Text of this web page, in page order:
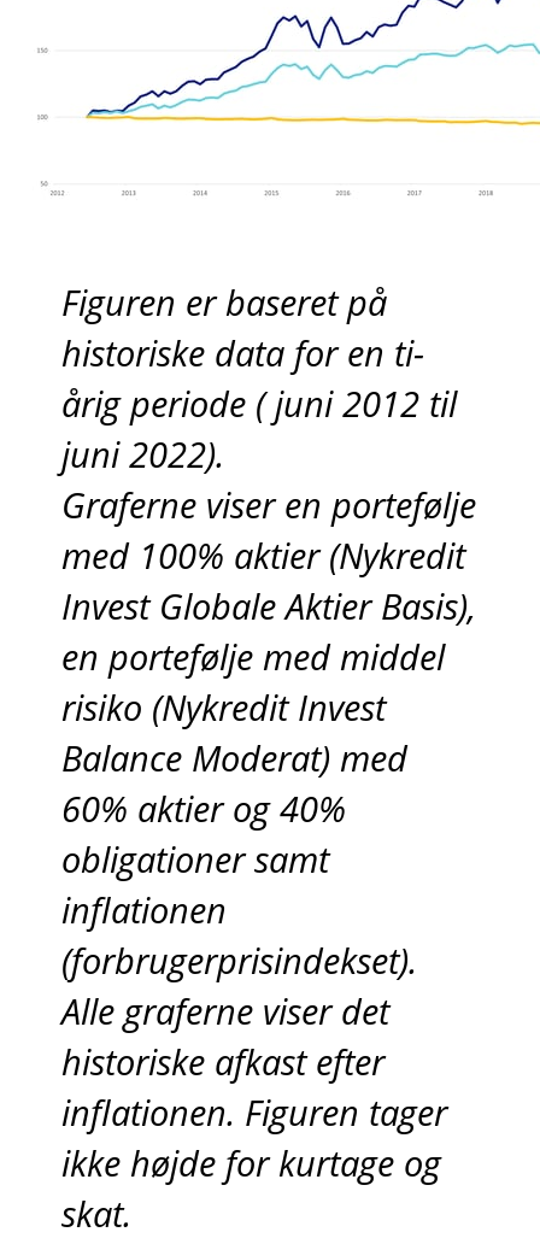
Figuren er baseret på
historiske data for en ti-
årig periode ( juni 2012 til
juni 2022).
Graferne viser en portefølje
med 100% aktier (Nykredit
Invest Globale Aktier Basis),
en portefølje med middel
risiko (Nykredit Invest
Balance Moderat) med
60% aktier og 40%
obligationer samt
inflationen
(forbrugerprisindekset).
Alle graferne viser det
historiske afkast efter
inflationen. Figuren tager
ikke højde for kurtage og
skat.